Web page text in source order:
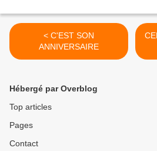
< C'EST SON
ANNIVERSAIRE
Hébergé par Overblog
Top articles
Pages
Contact